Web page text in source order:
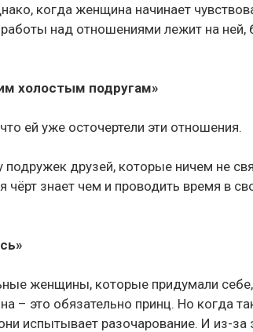
когда женщина начинает
работы над отношениями лежит на
холостым подругам»
ей уже осточертели эти отношения.
подружек друзей, которые ничем не
знает чем и проводить время в
женщины, которые придумали
– это обязательно принц. Но когда
испытывает разочарование. И из-за